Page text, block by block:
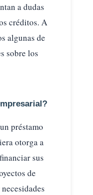
a dudas
créditos. A
algunas de
sobre los
préstamo
otorga a
sus
de